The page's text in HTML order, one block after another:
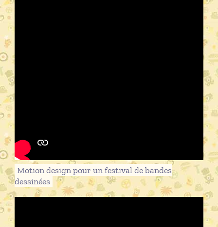
Motion design pour un festival de bandes
dessinées